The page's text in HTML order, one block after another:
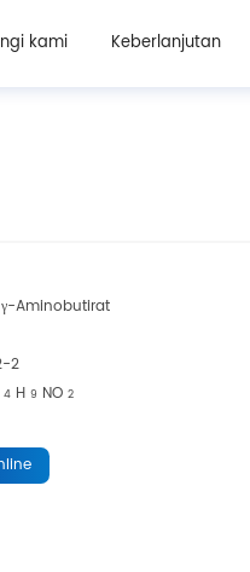
kami Keberlanjutan
suplemen kecantikan oral
Aminobutirat
2
4 H9 NO2